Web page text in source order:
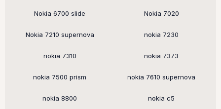
Nokia 6700 slide Nokia 7020
Nokia 7210 supernova nokia 7230
nokia 7310 nokia 7373
nokia 7500 prism nokia 7610 supernova
nokia 8800 nokia c5